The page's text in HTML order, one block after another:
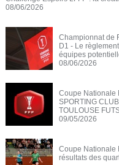
08/06/2026
Championnat de
D1 - Le
équipes
08/06/2026
Coupe Nationale
SPORTING
TOULOUSE
09/05/2026
Coupe Nationale
résultats des